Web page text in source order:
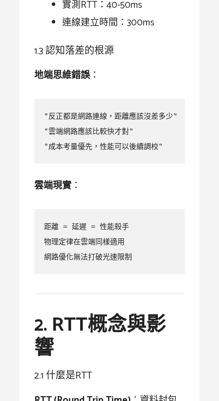
實測RTT：40-50ms
連線建立時間：300ms
1.3 認知落差的根源
地端思維錯誤 ：
"反正都是網路連線，距離應該沒差多少"
"雲端網路應該比較快才對"
"成本考量優先，性能可以後續調校"
雲端現實 ：
距離 = 延遲 = 性能殺手
物理定律在雲端同樣適用
網路優化無法打破光速限制
2. RTT概念與影
響
2.1 什麼是RTT